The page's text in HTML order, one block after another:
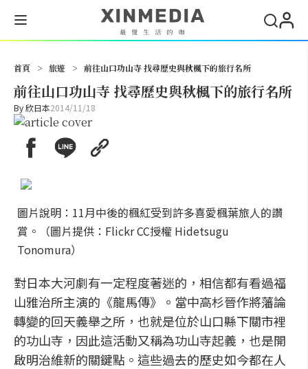
首頁 > 旅遊 > 前往山口功山寺 找尋歷史與秋楓下的旅行名所
前往山口功山寺 找尋歷史與秋楓下的旅行名所
By欣日本2014/11/18
圖片說明：11月中後的楓紅受到許多喜愛楓葉旅人的讚
賞。（圖片提供：Flickr CC授權 Hidetsugu
Tonomura）
對日本大河劇有一定程度著迷的，相信都有看過福
山雅治所主演的《龍馬傳》。當中高杉晉作將藩論
轉變的回天義舉之所，也就是位於山口縣下關市裡
的功山寺，因此這活動又稱為功山寺起義，也是開
啟明治維新的關鍵點。這些過去的歷史如今都在人